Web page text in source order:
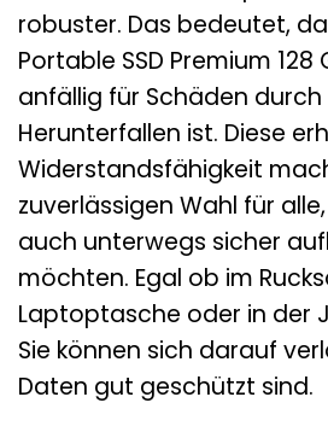
robuster. Das bedeutet,
Portable SSD Premium 128
anfällig für Schäden
Herunterfallen ist. Diese
Widerstandsfähigkeit
zuverlässigen Wahl für
auch unterwegs sicher
möchten. Egal ob im
Laptoptasche oder in der
Sie können sich darauf
Daten gut geschützt sind.